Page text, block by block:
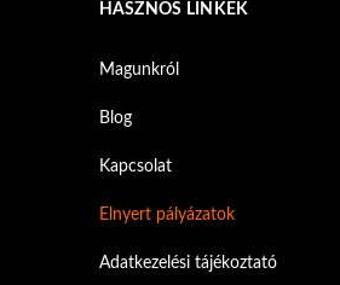
HASZNOS LINKEK
Magunkról
Blog
Kapcsolat
Elnyert pályázatok
Adatkezelési tájékoztató